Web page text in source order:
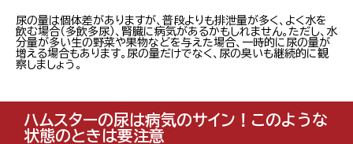
尿の量は個体差がありますが、普段よりも排泄量が多く、よく水を
飲む場合（多飲多尿）、腎臓に病気があるかもしれません。ただし、水
分量が多い生の野菜や果物などを与えた場合、一時的に尿の量が
増える場合もあります。尿の量だけでなく、尿の臭いも継続的に観
察しましょう。
ハムスターの尿は病気のサイン！このような
状態のときは要注意